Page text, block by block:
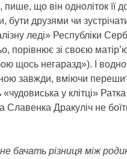
що він одноліток її
бути друзями чи
леді» Республіки
порівнює зі своєю
щось негаразд»). І
завжди, вміючи
у клітці»
Славенка Дракуліч не
бачать різниця між